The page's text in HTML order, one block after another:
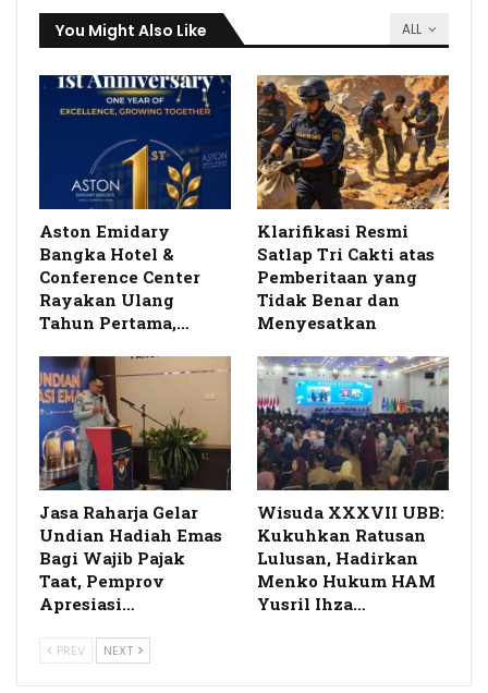
ALL
You Might Also Like
Aston Emidary
Bangka Hotel &
Conference Center
Rayakan Ulang
Tahun Pertama,…
Klarifikasi Resmi
Satlap Tri Cakti atas
Pemberitaan yang
Tidak Benar dan
Menyesatkan
Jasa Raharja Gelar
Undian Hadiah Emas
Bagi Wajib Pajak
Taat, Pemprov
Apresiasi…
Wisuda XXXVII UBB:
Kukuhkan Ratusan
Lulusan, Hadirkan
Menko Hukum HAM
Yusril Ihza…
PREV NEXT